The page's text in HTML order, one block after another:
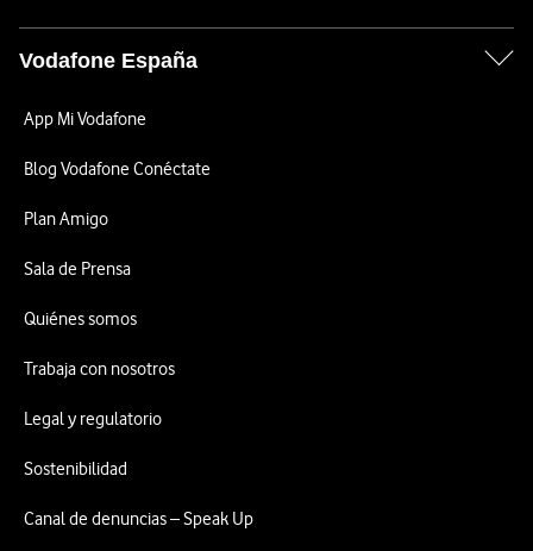
Vodafone España
App Mi Vodafone
Blog Vodafone Conéctate
Plan Amigo
Sala de Prensa
Quiénes somos
Trabaja con nosotros
Legal y regulatorio
Sostenibilidad
Canal de denuncias – Speak Up